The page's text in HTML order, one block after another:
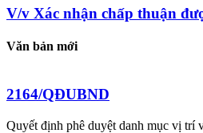
V/v Xác nhận chấp thuận
Văn bản mới
2164/QĐUBND
Quyết định phê duyệt danh mục vị trí